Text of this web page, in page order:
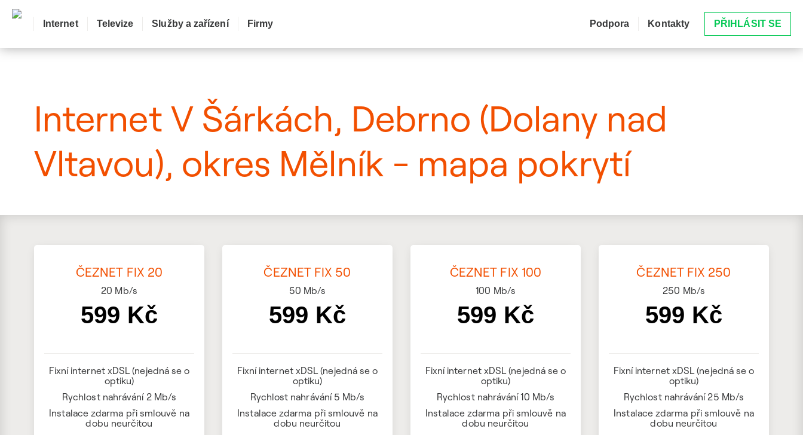
Internet Televize Služby a zařízení Firmy Podpora Kontakty PŘIHLÁSIT SE
Internet V Šárkách, Debrno (Dolany nad
Vltavou), okres Mělník - mapa pokrytí
ČEZNET FIX 20
20 Mb/s
599 Kč
Fixní internet xDSL (nejedná se o
optiku)
Rychlost nahrávání 2 Mb/s
Instalace zdarma při smlouvě na
dobu neurčitou
ČEZNET FIX 50
50 Mb/s
599 Kč
Fixní internet xDSL (nejedná se o
optiku)
Rychlost nahrávání 5 Mb/s
Instalace zdarma při smlouvě na
dobu neurčitou
ČEZNET FIX 100
100 Mb/s
599 Kč
Fixní internet xDSL (nejedná se o
optiku)
Rychlost nahrávání 10 Mb/s
Instalace zdarma při smlouvě na
dobu neurčitou
ČEZNET FIX 250
250 Mb/s
599 Kč
Fixní internet xDSL (nejedná se o
optiku)
Rychlost nahrávání 25 Mb/s
Instalace zdarma při smlouvě na
dobu neurčitou
: Mapa pokrytí ulice